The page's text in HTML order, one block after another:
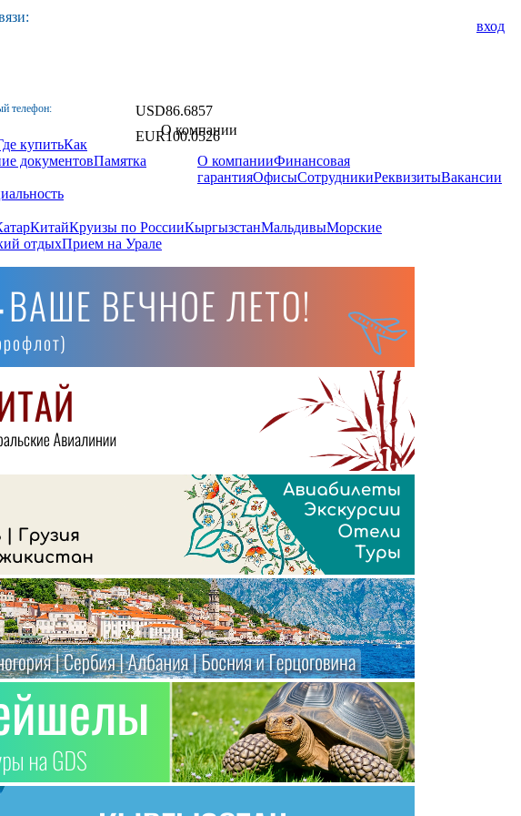
вход
телефон: USD86.6857
EUR100.0526
купитьКак
документовПамятка
О компании
О компанииФинансовая
гарантияОфисыСотрудникиРеквизитыВакансии
КитайКруизы по РоссииКыргызстанМальдивыМорские
отдыхПрием на Урале